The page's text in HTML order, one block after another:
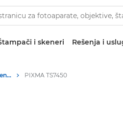
i skeneri Rešenja i
Medijski sadržaj za višenamenske štampače – Canon medijski centar PIXMA TS7450